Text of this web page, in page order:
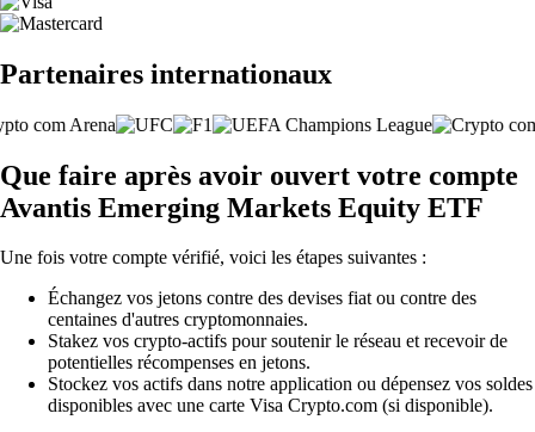
Partenaires internationaux
Que faire après avoir ouvert votre compte
Avantis Emerging Markets Equity ETF
Une fois votre compte vérifié, voici les étapes suivantes :
Échangez vos jetons contre des devises fiat ou contre des
centaines d'autres cryptomonnaies.
Stakez vos crypto-actifs pour soutenir le réseau et recevoir de
potentielles récompenses en jetons.
Stockez vos actifs dans notre application ou dépensez vos soldes
disponibles avec une carte Visa Crypto.com (si disponible).